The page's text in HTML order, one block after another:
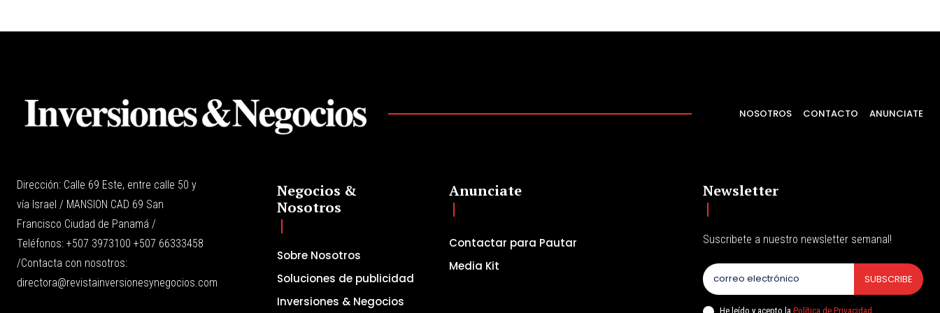
NOSOTROS CONTACTO ANUNCIATE
Dirección: Calle 69 Este, entre calle 50 y
vía Israel / MANSION CAD 69 San
Francisco Ciudad de Panamá /
Teléfonos: +507 3973100 +507 66333458
/Contacta con nosotros:
directora@revistainversionesynegocios.com
Negocios &
Nosotros
Sobre Nosotros
Soluciones de publicidad
Inversiones & Negocios
Anunciate
Contactar para Pautar
Media Kit
Newsletter
Suscribete a nuestro newsletter semanal!
SUBSCRIBE
He leído y acepto laPolítica de Privacidad